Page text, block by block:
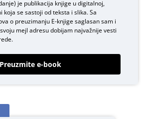
je publikacija knjige u digitalnoj,
se sastoji od teksta i slika. Sa
o preuzimanju E-knjigesaglasan sam i
mejl adresu dobijam najvažnije vesti
Preuzmite e-book